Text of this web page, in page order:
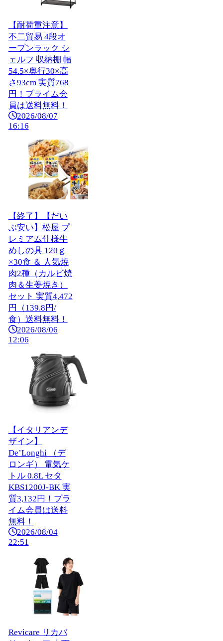
【耐荷重注意】
不二貿易 4段オ
ープンラック シ
ェルフ 収納棚 幅
54.5×奥行30×高
さ93cm 実質768
円！プライム会
員は送料無料！
2026/08/07
16:16
【終了】【だい
ぶ安い】松屋 プ
レミアム仕様牛
めしの具 120ｇ
×30食 ＆ 人気焼
肉2種（カルビ焼
肉＆生姜焼き）
セット 実質4,472
円（139.8円/
食）送料無料！
2026/08/06
12:06
【イタリアンデ
ザイン】
De’Longhi （デ
ロンギ） 電気ケ
トル 0.8L セタ
KBS1200J-BK 実
質3,132円！プラ
イム会員は送料
無料！
2026/08/04
22:51
Revicare リカバ